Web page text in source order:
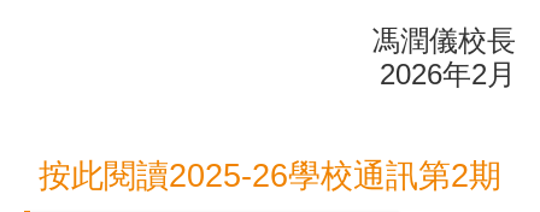
馮潤儀校長
2026年2月
按此閱讀2025-26學校通訊第2期